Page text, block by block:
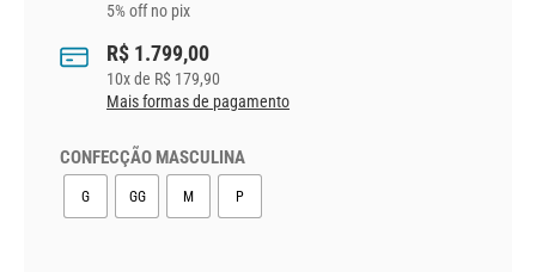
5% off no pix
R$ 1.799,00
10x de R$ 179,90
Mais formas de pagamento
CONFECÇÃO MASCULINA
G GG M P